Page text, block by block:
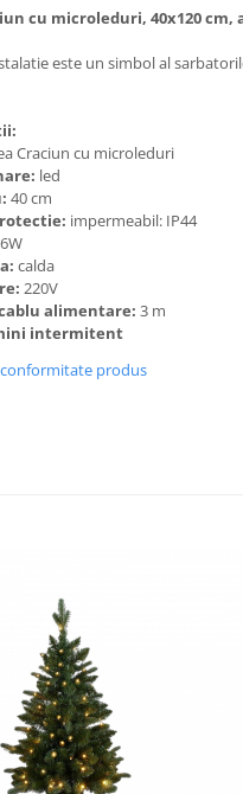
cu microleduri, 40x120 cm,
este un simbol al
Craciun cu microleduri
led
40 cm
impermeabil: IP44
calda
220V
alimentare: 3 m
intermitent
produs